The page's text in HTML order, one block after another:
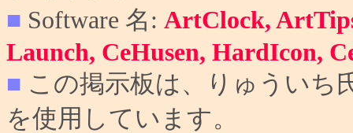
■ Software 名: ArtClock,
Launch, CeHusen, HardIcon,
■ この掲示板は、りゅういち
を使用しています。